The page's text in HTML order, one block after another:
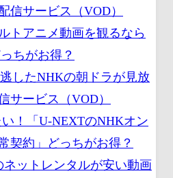
信サービス（VOD）
トアニメ動画を観るなら
ちがお得？
したNHKの朝ドラが見放
サービス（VOD）
！「U-NEXTのNHKオン
契約」どっちがお得？
ットレンタルが安い動画